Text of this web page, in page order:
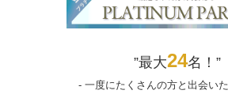
”最大24名！”
- 一度にたくさんの方と出会い